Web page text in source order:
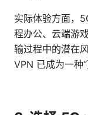
实际体验方面，
程办公、云端游
输过程中的潜在
VPN 已成为一种“